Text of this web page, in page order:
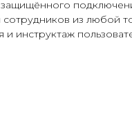
из любой
и инструктаж